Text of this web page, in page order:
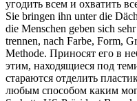
угодить всем и охватить
Sie bringen ihn unter die
die Menschen geben sich
trennen, nach Farbe, Form,
Methode. Приносят его в
этим, находящиеся под
стараются отделить
любым способом каким